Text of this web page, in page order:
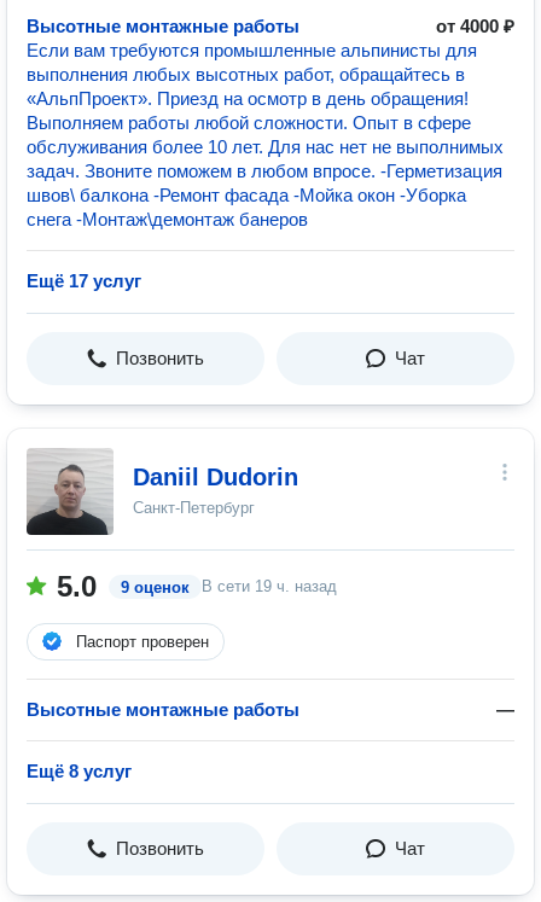
Высотные монтажные работы
от 4000 ₽
Если вам требуются промышленные альпинисты для
выполнения любых высотных работ, обращайтесь в
«АльпПроект». Приезд на осмотр в день обращения!
Выполняем работы любой сложности. Опыт в сфере
обслуживания более 10 лет. Для нас нет не выполнимых
задач. Звоните поможем в любом впросе. -Герметизация
швов\ балкона -Ремонт фасада -Мойка окон -Уборка
снега -Монтаж\демонтаж банеров
Ещё 17 услуг
Позвонить Чат
Daniil Dudorin
Санкт-Петербург
5.0 9 оценок В сети 19 ч. назад
Паспорт проверен
Высотные монтажные работы —
Ещё 8 услуг
Позвонить Чат